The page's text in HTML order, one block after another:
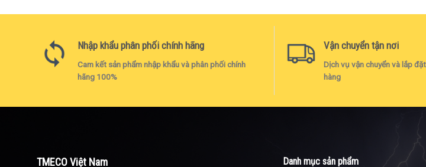
Nhập khẩu phân phối chính hãng
Cam kết sản phẩm nhập khẩu và phân phối chính
hãng 100%
Vận chuyển tận nơi
Dịch vụ vận chuyển và lắp
hàng
TMECO Việt Nam Danh mục sản phẩm